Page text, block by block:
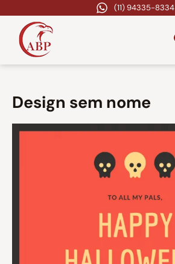
(11) 94335-8334
Design sem nome